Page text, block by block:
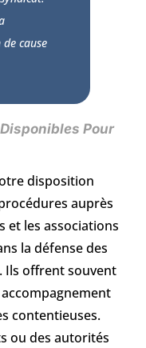
cause
Pour
disposition
auprès
et les associations
la défense des
Ils offrent souvent
contentieuses.
ou des autorités